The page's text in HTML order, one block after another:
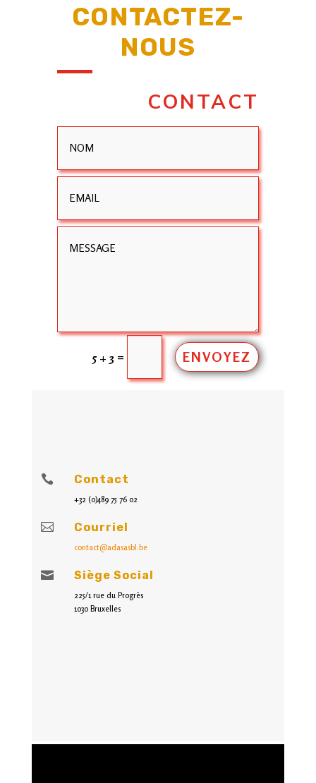
CONTACTEZ-
NOUS
CONTACT
5 + 3 = ENVOYEZ
 Contact
+32 (0)489 75 76 02
 Courriel
contact@adasasbl.be
 Siège Social
225/1 rue du Progrès
1030 Bruxelles